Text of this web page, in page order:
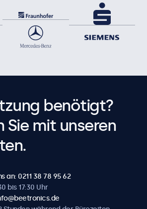
benötigt?
Sie mit unseren
an: 0211 38 78 95 62
bis 17:30 Uhr